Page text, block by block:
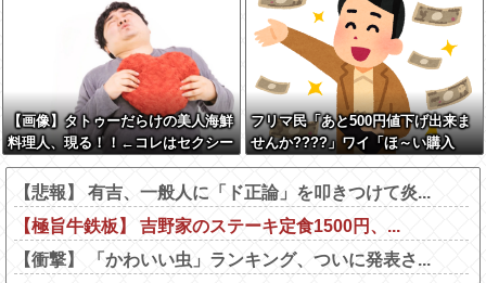
【画像】タトゥーだらけの美人海鮮
料理人、現る！！←コレはセクシー
過ぎてワイらにブッ刺さりまくりw
w w w w w w w w
フリマ民「あと500円値下げ出来ま
せんか????」ワイ「ほ～い購入
ｗ」
【悲報】 有吉、一般人に「ド正論」を叩きつけて炎...
【極旨牛鉄板】 吉野家のステーキ定食1500円、...
【衝撃】 「かわいい虫」ランキング、ついに発表さ...